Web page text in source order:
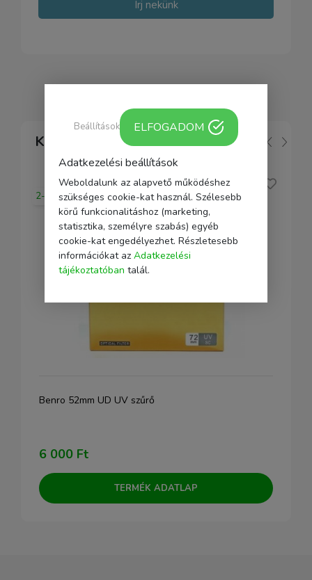
Írj nekünk
Kapcsolódó
2-5 nap
Benro 52mm UD UV szűrő
6 000 Ft
TERMÉK ADATLAP
Adatkezelési beállítások
Weboldalunk az alapvető működéshez
szükséges cookie-kat használ. Szélesebb
körű funkcionalitáshoz (marketing,
statisztika, személyre szabás) egyéb
cookie-kat engedélyezhet. Részletesebb
információkat az Adatkezelési
tájékoztatóban talál.
Beállítások ELFOGADOM